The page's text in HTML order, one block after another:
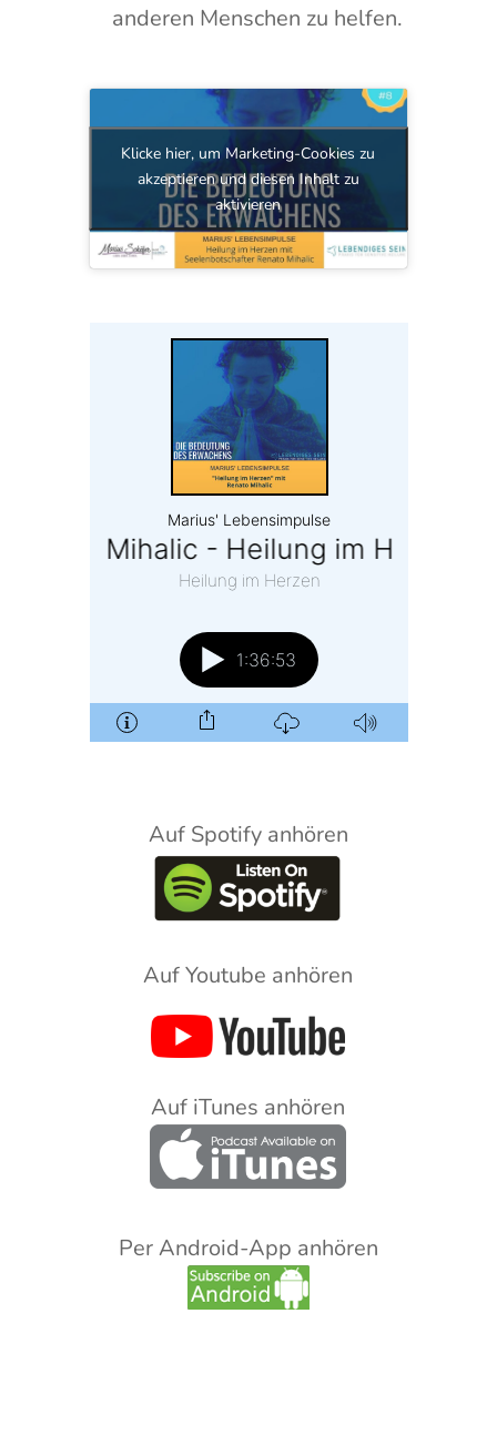
anderen Menschen zu helfen.
Klicke hier, um Marketing-Cookies zu
akzeptieren und diesen Inhalt zu
aktivieren
Auf Spotify anhören
Auf Youtube anhören
Auf iTunes anhören
Per Android-App anhören